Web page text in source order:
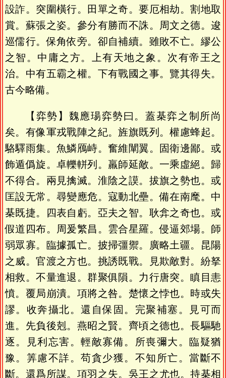
設詐。突圍橫行。田單之奇。要厄相劫。割地取
賞。蘇張之姿。參分有勝而不誅。周文之德。逡
巡儒行。保角依旁。卻自補續。雖敗不亡。繆公
之智。中庸之方。上有天地之象。次有帝王之
治。中有五霸之權。下有戰國之事。覽其得失。
古今略備。
【弈勢】魏應瑒弈勢曰。蓋棊弈之制所尚
矣。有像軍戎戰陣之紀。旌旗既列。權慮蜂起。
駱驛雨集。魚鱗鴈峙。奮維闡翼。固衛邊鄙。或
飾遁僞旋。卓轢軿列。羸師延敵。一乘虛絕。歸
不得合。兩見擒滅。淮陰之謨。拔旗之勢也。或
匡設无常。尋變應危。寇動北壘。備在南麾。中
棊既捷。四表自虧。亞夫之智。耿弇之奇也。或
假道四布。周爰繁昌。雲合星羅。侵逼郊場。師
弱眾寡。臨據孤亡。披掃彊禦。廣略土疆。昆陽
之威。官渡之方也。挑誘既戰。見欺敵對。紛拏
相救。不量進退。群聚俱隕。力行唐突。瞋目恚
憤。覆局崩潰。項將之咎。楚懷之悖也。時或失
謬。收奔攝北。還自保固。完聚補塞。見可而
進。先負後剋。燕昭之賢。齊頃之德也。長驅馳
逐。見利忘害。輕敵寡備。所喪彌大。臨疑猶
豫。筭慮不詳。苟貪少獲。不知所亡。當斷不
斷。還爲所謀。項羽之失。吳王之尤也。持棊相